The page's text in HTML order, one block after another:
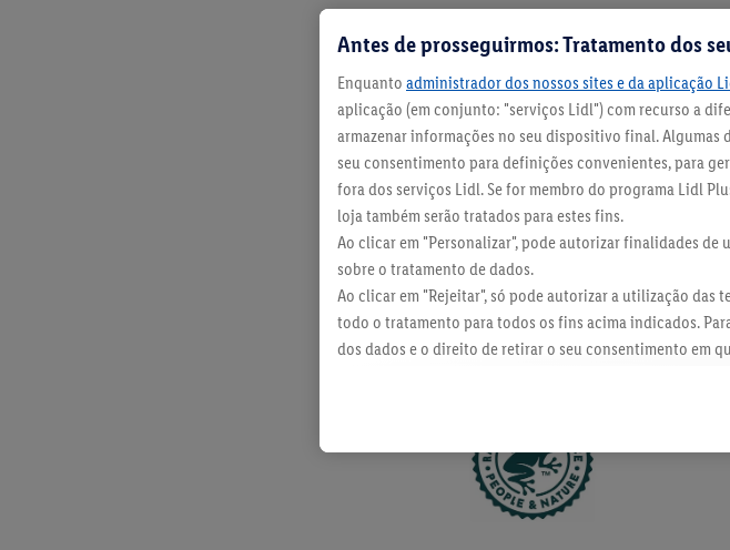
Por um futuro mais
É a pensar num planeta mais
o crunchy muesli proteína
Antes de prosseguirmos: Tratamento dos
Enquanto administrador dos nossos sites e da aplicação
aplicação (em conjunto: "serviços Lidl") com recurso a
armazenar informações no seu dispositivo final. Algumas
seu consentimento para definições convenientes, para
fora dos serviços Lidl. Se for membro do programa Lidl
loja também serão tratados para estes fins.
Ao clicar em "Personalizar", pode autorizar finalidades
sobre o tratamento de dados.
Ao clicar em "Rejeitar", só pode autorizar a utilização das
todo o tratamento para todos os fins acima indicados.
dos dados e o direito de retirar o seu consentimento em